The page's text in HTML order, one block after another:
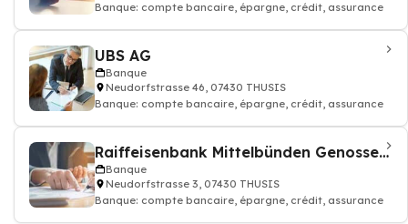
Banque: compte bancaire, épargne, crédit, assurance
UBS AG
Banque
Neudorfstrasse 46, 07430 THUSIS
Banque: compte bancaire, épargne, crédit, assurance
Raiffeisenbank Mittelbünden Genossenschaft
Banque
Neudorfstrasse 3, 07430 THUSIS
Banque: compte bancaire, épargne, crédit, assurance